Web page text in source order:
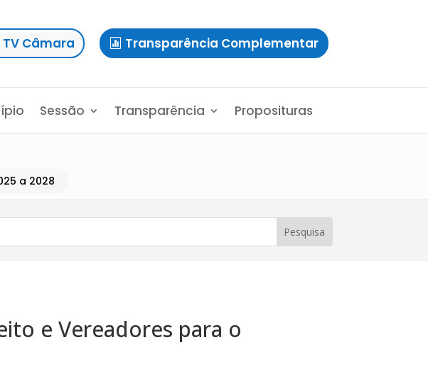
TV Câmara Transparência Complementar
Sessão Transparência Proposituras
a 2028
e Vereadores para o